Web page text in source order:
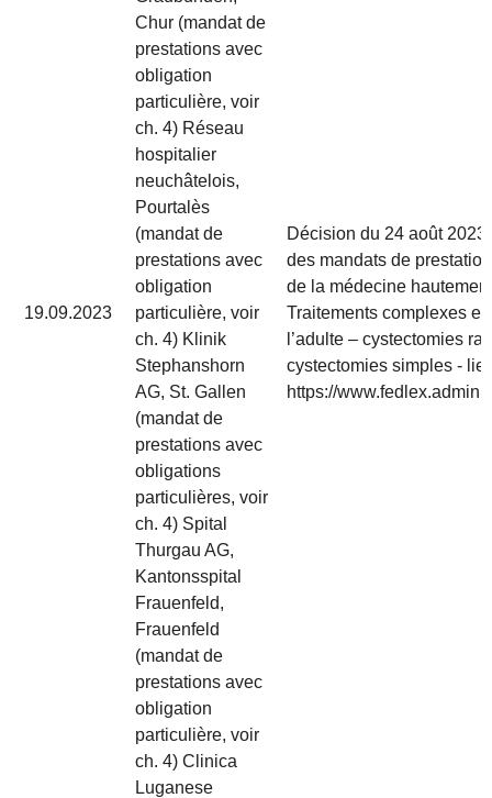
19.09.2023
Chur (mandat de
prestations avec
obligation
particulière, voir
ch. 4) Réseau
hospitalier
neuchâtelois,
Pourtalès
(mandat de
prestations avec
obligation
particulière, voir
ch. 4) Klinik
Stephanshorn
AG, St. Gallen
(mandat de
prestations avec
obligations
particulières, voir
ch. 4) Spital
Thurgau AG,
Kantonsspital
Frauenfeld,
Frauenfeld
(mandat de
prestations avec
obligation
particulière, voir
ch. 4) Clinica
Luganese
Décision du 24 août 2023
des mandats de
de la médecine
Traitements complexes
l’adulte – cystectomies
cystectomies simples -
https://